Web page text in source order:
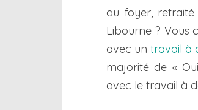
au foyer,
Libourne ? Vous
avec untravail à
majorité de «
avec le travail à